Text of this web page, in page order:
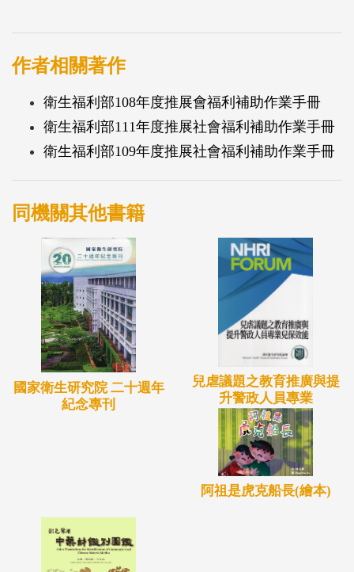
騷擾防治法」，此即為性騷擾防治三法。
性別工作平等法與性別平等教育法皆是以性別平等之
為是性別歧視的一種類型，並課予雇主或學校一定義
務做性騷擾事件之事前預防或事後處理。但因其適用
範圍有限，尤其是公共場合之性騷擾，更涉及到大眾
人身安全問題，因不涉及工作權或受教權保障之問
題，並無法加以規範，顯有規範不足之處3。其後透
防治法」，並於公布後1年施行。依據性騷擾防治法
第1條第1項規定：「為防治性騷擾及保護被害人之權
益，特制定本法」，自法條闡釋之立法目的可知，性
騷擾防治法旨在擴大保護被害人權益之範圍。性騷擾
防治法除了將保護的範圍擴張適用性別工作平等法及
性別平等教育法以外的各場所被害人外，並強制機構
負起性騷擾防治責任，以及建立調解制度以避免訟
累。除此之外，為了防堵有心人士利用刑法強制猥褻
罪之限制，而於性騷擾防治法第25條增訂了乘人不備
觸摸罪，以期規範完備。又依性騷擾防治法規定，復
通過施行「性騷擾防治施行細則」、「性騷擾防治準
則」及「性騷擾事件調解辦法」，以資因應。
作者相關著作
衛生福利部108年度推展會福利補助作業手冊
衛生福利部111年度推展社會福利補助作業手冊
衛生福利部109年度推展社會福利補助作業手冊
同機關其他書籍
國家衛生研究院 二十週年
紀念專刊
兒虐議題之教育推廣與提
升警政人員專業
阿祖是虎克船長(繪本)